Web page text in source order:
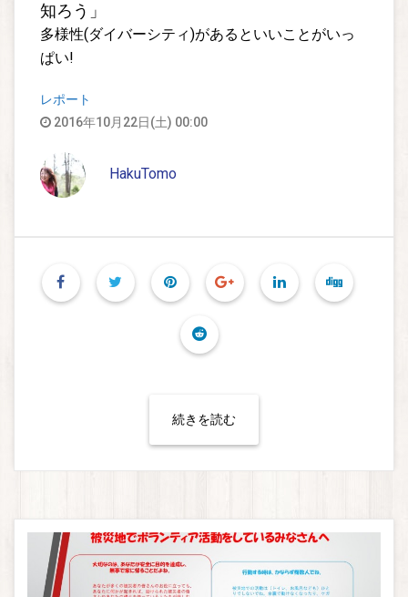
知ろう」
多様性(ダイバーシティ)があるといいことがいっ
ぱい!
レポート
2016年10月22日(土) 00:00
HakuTomo
続きを読む